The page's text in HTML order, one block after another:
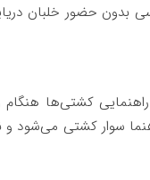
بدون حضور خلبان
کشتی‌ها هنگام
سوار کشتی می‌شود و